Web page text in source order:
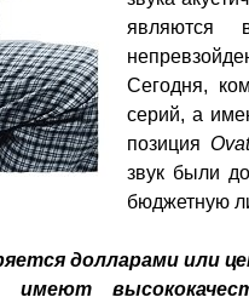
являются
Сегодня,
серий, а
позиция
звук были
бюджетную
долларами или